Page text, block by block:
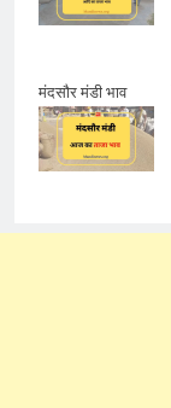
मंदसौर मंडी भाव